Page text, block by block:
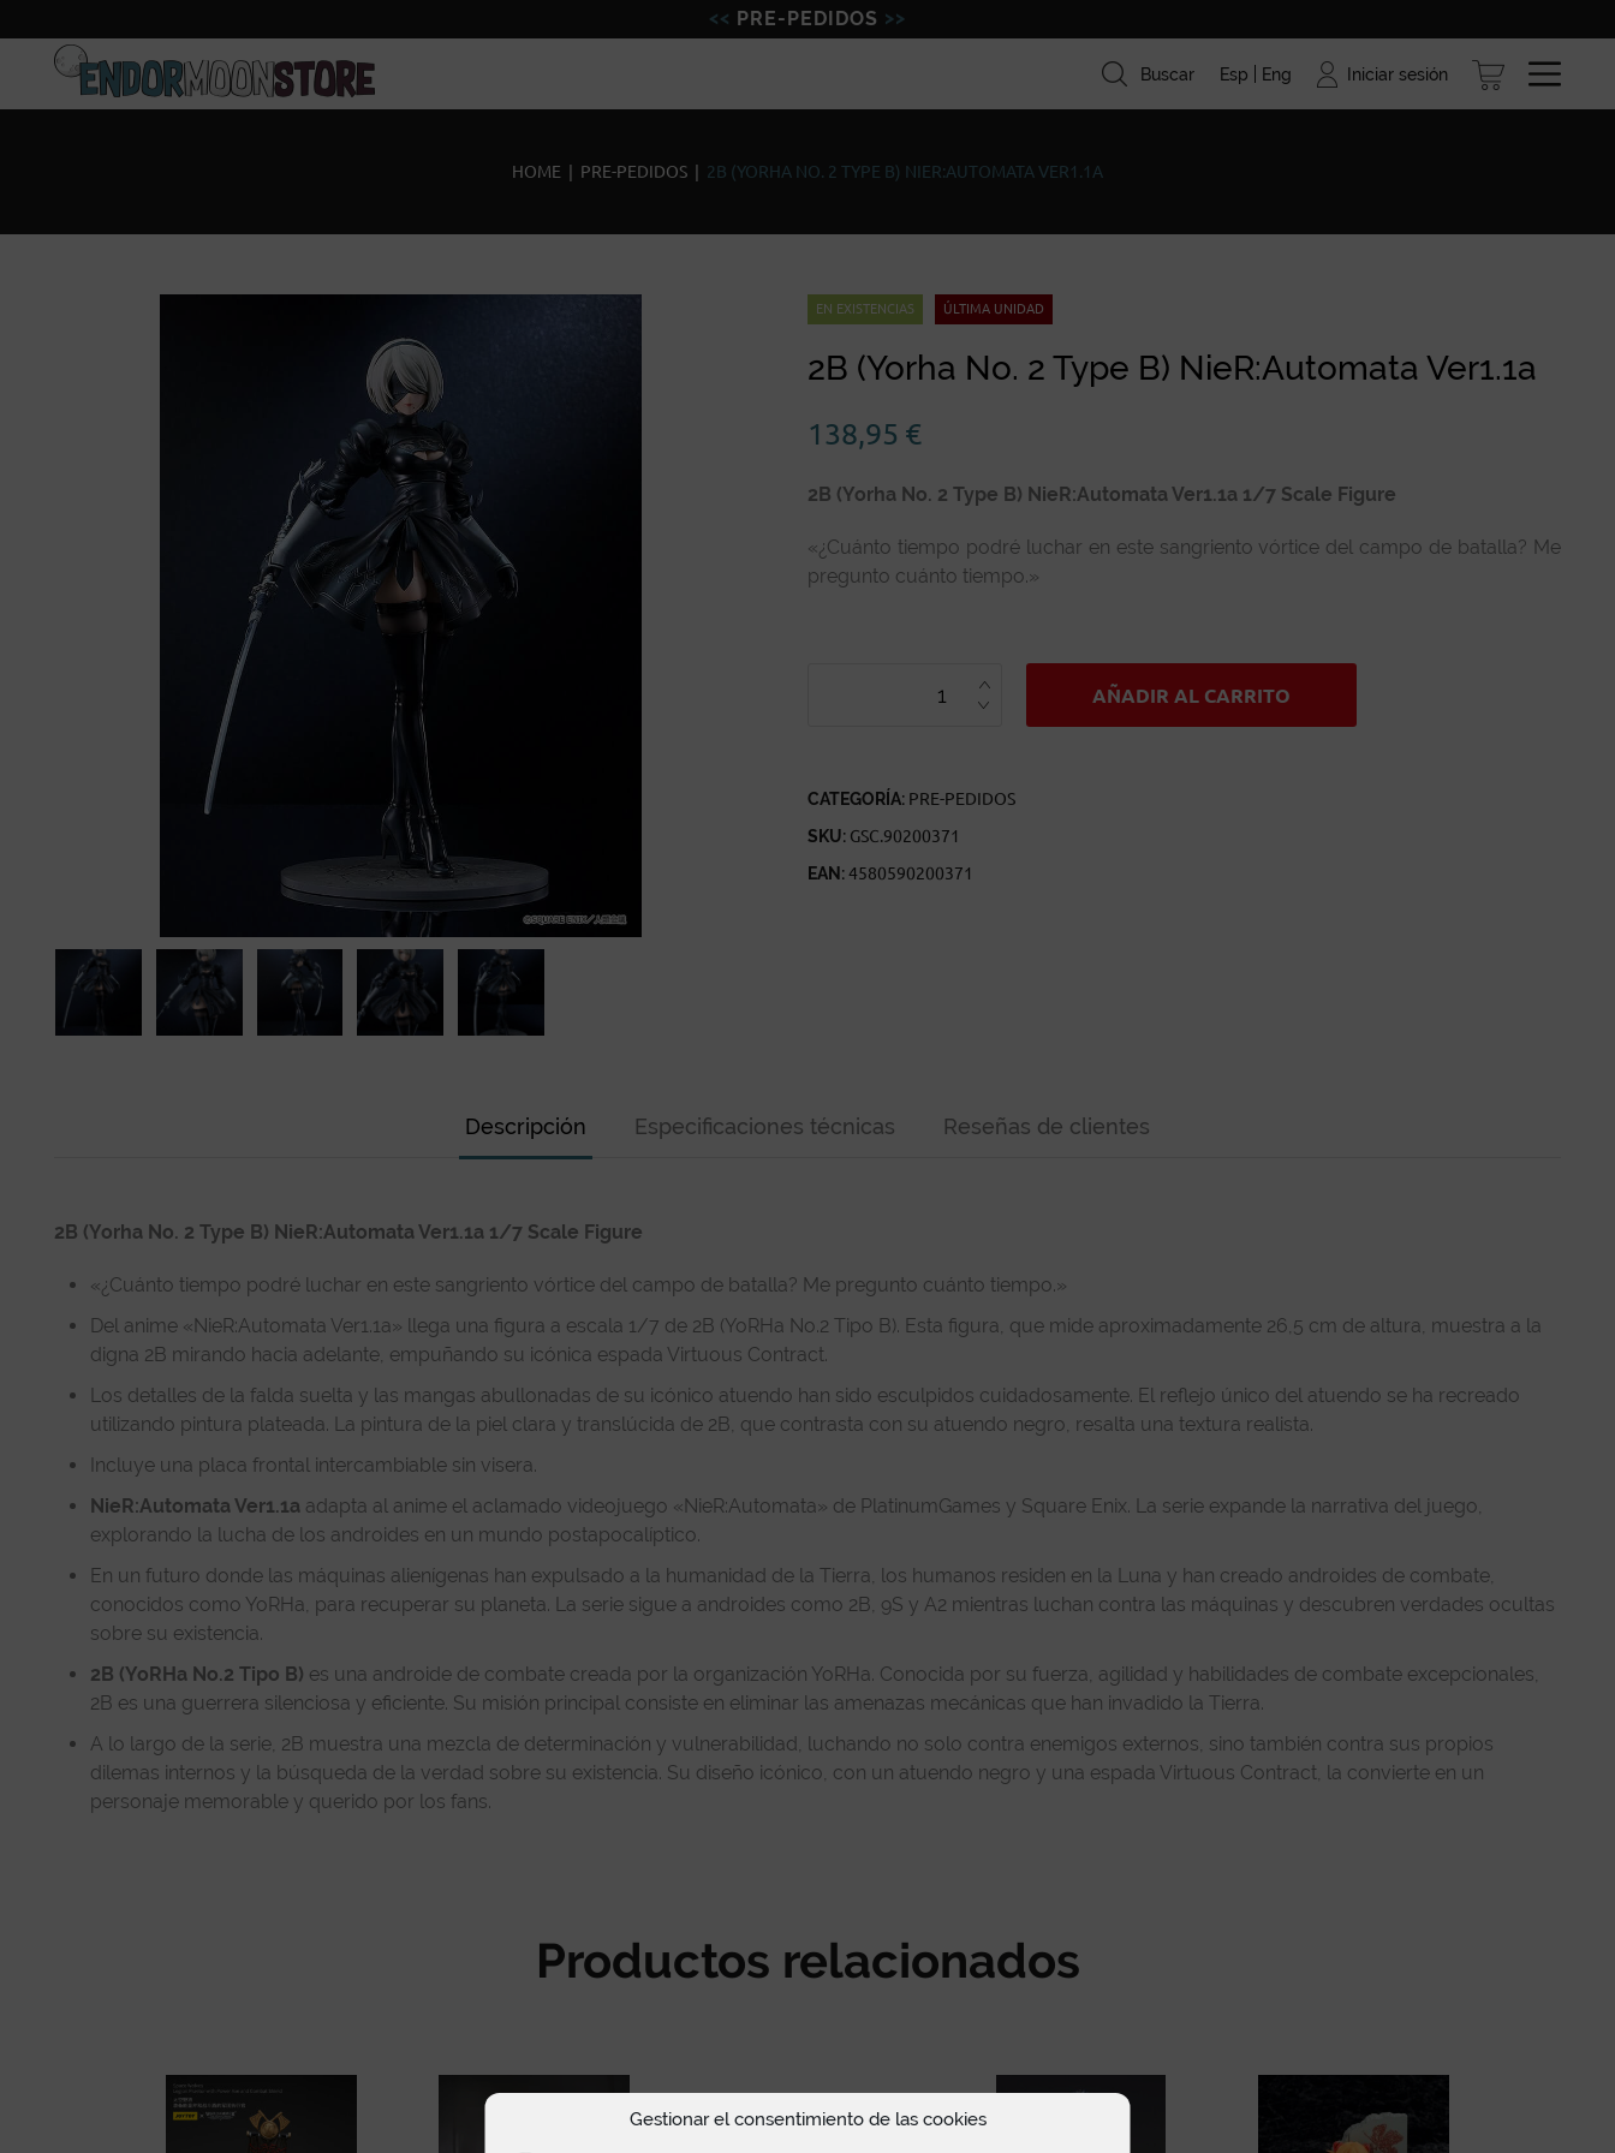
Gestionar el consentimiento de las cookies
PRE-PEDIDOS
Inicio Pre-pedidos Figuras Miniaturas Modelismo Marcas Blog
Buscar Esp Eng Iniciar sesión
HOME PRE-PEDIDOS 2B (YORHA NO. 2 TYPE B) NIER:AUTOMATA VER1.1A
EN EXISTENCIAS ÚLTIMA UNIDAD
2B (Yorha No. 2 Type B) NieR:Automata Ver1.1a
138,95 €
2B (Yorha No. 2 Type B) NieR:Automata Ver1.1a 1/7 Scale Figure
«¿Cuánto tiempo podré luchar en este sangriento vórtice del campo de batalla? Me
pregunto cuánto tiempo.»
CANTIDAD
AÑADIR AL CARRITO
CATEGORÍA: PRE-PEDIDOS
SKU: GSC.90200371
EAN:4580590200371
Descripción Especificaciones técnicas Reseñas de clientes
2B (Yorha No. 2 Type B) NieR:Automata Ver1.1a 1/7 Scale Figure
«¿Cuánto tiempo podré luchar en este sangriento vórtice del campo de batalla? Me pregunto cuánto tiempo.»
Del anime «NieR:Automata Ver1.1a» llega una figura a escala 1/7 de 2B (YoRHa No.2 Tipo B). Esta figura, que mide aproximadamente 26,5 cm de altura, muestra a la
digna 2B mirando hacia adelante, empuñando su icónica espada Virtuous Contract.
Los detalles de la falda suelta y las mangas abullonadas de su icónico atuendo han sido esculpidos cuidadosamente. El reflejo único del atuendo se ha recreado
utilizando pintura plateada. La pintura de la piel clara y translúcida de 2B, que contrasta con su atuendo negro, resalta una textura realista.
Incluye una placa frontal intercambiable sin visera.
NieR:Automata Ver1.1a adapta al anime el aclamado videojuego «NieR:Automata» de PlatinumGames y Square Enix. La serie expande la narrativa del juego,
explorando la lucha de los androides en un mundo postapocalíptico.
En un futuro donde las máquinas alienígenas han expulsado a la humanidad de la Tierra, los humanos residen en la Luna y han creado androides de combate,
conocidos como YoRHa, para recuperar su planeta. La serie sigue a androides como 2B, 9S y A2 mientras luchan contra las máquinas y descubren verdades ocultas
sobre su existencia.
2B (YoRHa No.2 Tipo B) es una androide de combate creada por la organización YoRHa. Conocida por su fuerza, agilidad y habilidades de combate excepcionales,
2B es una guerrera silenciosa y eficiente. Su misión principal consiste en eliminar las amenazas mecánicas que han invadido la Tierra.
A lo largo de la serie, 2B muestra una mezcla de determinación y vulnerabilidad, luchando no solo contra enemigos externos, sino también contra sus propios
dilemas internos y la búsqueda de la verdad sobre su existencia. Su diseño icónico, con un atuendo negro y una espada Virtuous Contract, la convierte en un
personaje memorable y querido por los fans.
Productos relacionados